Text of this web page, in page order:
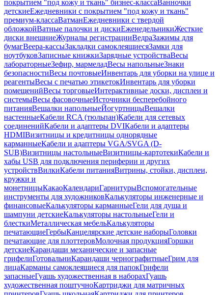
покрытием "под кожу и ткань" бизнес-классаВанночки
детскиеЕжедневники с покрытием "под кожу и ткань"
премиум-классаВатманЕжедневники с твердой
обложкойВатные палочки и дискиЕженедельникиЖесткие
диски внешниеЖурналы регистрацииВедраЗажимы для
бумагВеера-кассыЗакладки самоклеящиесяЗамки для
ноутбуковЗаписные книжкиЗарядные устройстваВесы
лабораторныеЗефир, мармеладВесы напольныеЗнаки
безопасностиВесы почтовыеИнвентарь для уборки на улице и
реагентыВесы с печатью этикетокИнвентарь для уборки
помещенийВесы торговыеИнтерактивные доски, дисплеи и
системыВесы фасовочныеИсточники бесперебойного
питанияВешалки напольныеЙогуртницыВешалки
настенныеКабели RCA (тюльпан)Кабели для сетевых
соединенийКабели и адаптеры DVIКабели и адаптеры
HDMIВизитницы и кредитницы однорядные
карманныеКабели и адаптеры VGA/SVGA (D-
SUB)Визитницы настольныеВизитницы-картотекиКабели и
хабы USB для подключения периферии и других
устройствВилкиКабели питанияВитрины, стойки, дисплеи,
кружки и
монетницыКакаоКалендариГарнитурыВспомогательные
инструменты для художниковКалькуляторы инженерные и
финансовыеКалькуляторы карманныеГели для душа и
шампуни детскиеКалькуляторы настольныеГели и
блесткиМеталлическая мебельКалькуляторы
печатающиеГербыКанцелярские детские наборыГоловки
печатающие для плоттеровМолочная продукцияГоршки
детскиеКарандаши механические и запасные
грифелиГотовальниКарандаши чернографитныеГрим для
лицаКарманы самоклеящиеся для папокГрифели
запасныеГуашь художественная в наборахГуашь
художественная поштучноКартриджи для матричных